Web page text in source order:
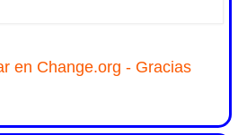
en Change.org - Gracias
Residencias urge a Bienestar Social